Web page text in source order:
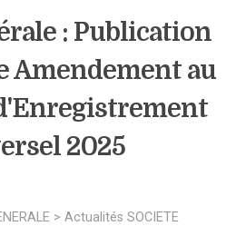
: Publication
Amendement au
2025
> Actualités SOCIETE